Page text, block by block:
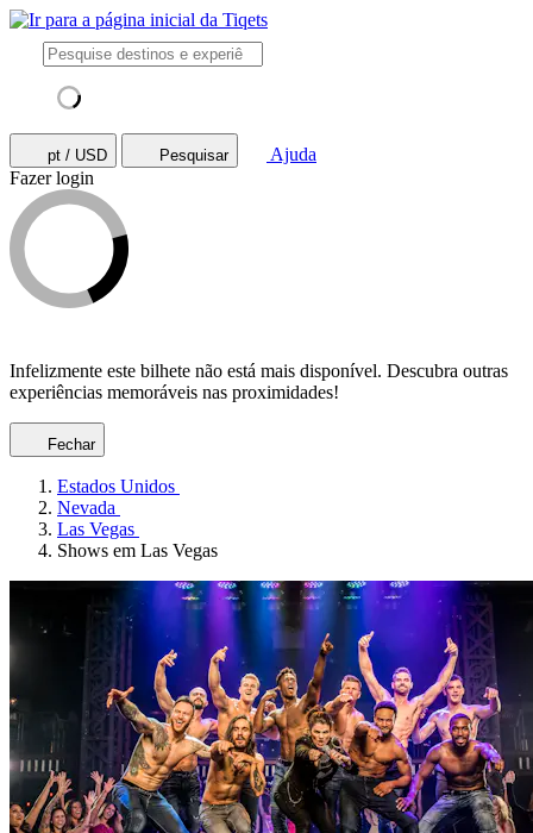
pt / USD Pesquisar
Ajuda
Fazer login
Infelizmente este bilhete não está mais disponível. Descubra outras
experiências memoráveis nas proximidades!
Fechar
Estados Unidos
Nevada
Las Vegas
Shows em Las Vegas